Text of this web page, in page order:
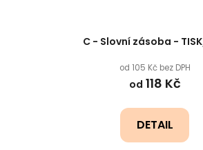
C - Slovní zásoba -
od 105 Kč bez DPH
od 118 Kč
DETAIL